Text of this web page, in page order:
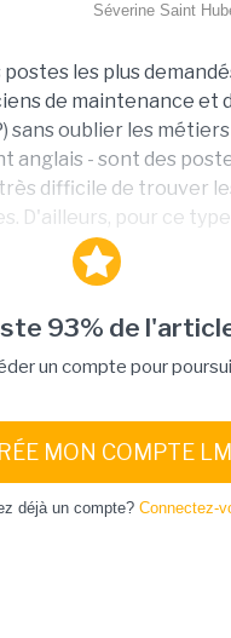
Séverine Saint
les plus
de maintenance et
sans oublier les
anglais - sont des
difficile de trouver
D'ailleurs, pour ce
93% de
un compte pour
MON COMPTE LMI
déjà un compte? Connectez-